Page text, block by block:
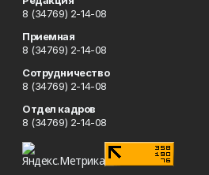
8 (34769) 2-14-08
Приемная
8 (34769) 2-14-08
Сотрудничество
8 (34769) 2-14-08
Отдел кадров
8 (34769) 2-14-08